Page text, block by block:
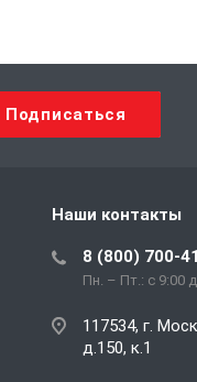
Наши контакты
8 (800) 700-
Пн. – Пт.: с 9:00
117534, г.
д.150, к.1